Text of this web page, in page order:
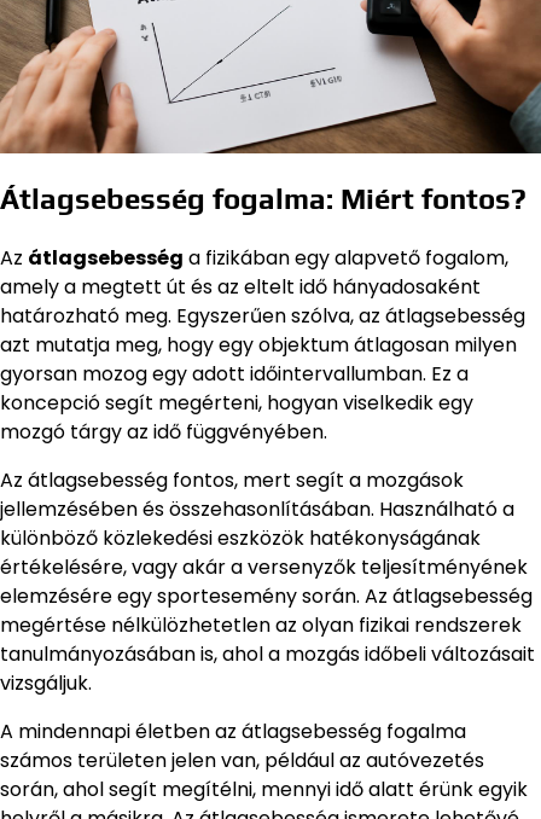
Átlagsebesség fogalma: Miért fontos?
Az átlagsebesség a fizikában egy alapvető fogalom,
amely a megtett út és az eltelt idő hányadosaként
határozható meg. Egyszerűen szólva, az átlagsebesség
azt mutatja meg, hogy egy objektum átlagosan milyen
gyorsan mozog egy adott időintervallumban. Ez a
koncepció segít megérteni, hogyan viselkedik egy
mozgó tárgy az idő függvényében.
Az átlagsebesség fontos, mert segít a mozgások
jellemzésében és összehasonlításában. Használható a
különböző közlekedési eszközök hatékonyságának
értékelésére, vagy akár a versenyzők teljesítményének
elemzésére egy sportesemény során. Az átlagsebesség
megértése nélkülözhetetlen az olyan fizikai rendszerek
tanulmányozásában is, ahol a mozgás időbeli változásait
vizsgáljuk.
A mindennapi életben az átlagsebesség fogalma
számos területen jelen van, például az autóvezetés
során, ahol segít megítélni, mennyi idő alatt érünk egyik